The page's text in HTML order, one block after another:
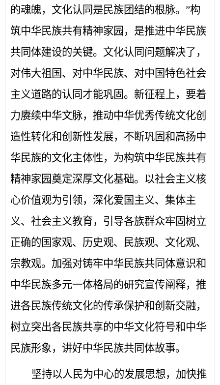
的魂魄，文化认同是民族团结的根脉。”构
筑中华民族共有精神家园，是推进中华民族
共同体建设的关键。文化认同问题解决了，
对伟大祖国、对中华民族、对中国特色社会
主义道路的认同才能巩固。新征程上，要着
力赓续中华文脉，推动中华优秀传统文化创
造性转化和创新性发展，不断巩固和高扬中
华民族的文化主体性，为构筑中华民族共有
精神家园奠定深厚文化基础。以社会主义核
心价值观为引领，深化爱国主义、集体主
义、社会主义教育，引导各族群众牢固树立
正确的国家观、历史观、民族观、文化观、
宗教观。加强对铸牢中华民族共同体意识和
中华民族多元一体格局的研究宣传阐释，推
进各民族传统文化的传承保护和创新交融，
树立突出各民族共享的中华文化符号和中华
民族形象，讲好中华民族共同体故事。
坚持以人民为中心的发展思想，加快推